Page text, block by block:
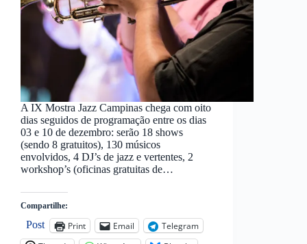
A IX Mostra Jazz Campinas chega com oito
dias seguidos de programação entre os dias
03 e 10 de dezembro: serão 18 shows
(sendo 8 gratuitos), 130 músicos
envolvidos, 4 DJ’s de jazz e vertentes, 2
workshop’s (oficinas gratuitas de…
Compartilhe:
Post Print Email
Telegram